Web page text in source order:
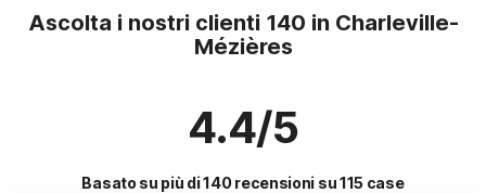
Ascolta i nostri clienti 140 in Charleville-
Mézières
4.4/5
Basato su più di 140 recensioni su 115 case